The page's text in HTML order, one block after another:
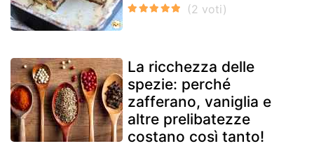
La ricchezza delle
spezie: perché
zafferano, vaniglia e
altre prelibatezze
costano così tanto!